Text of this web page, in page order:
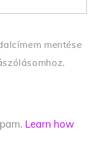
mentése
Learn how